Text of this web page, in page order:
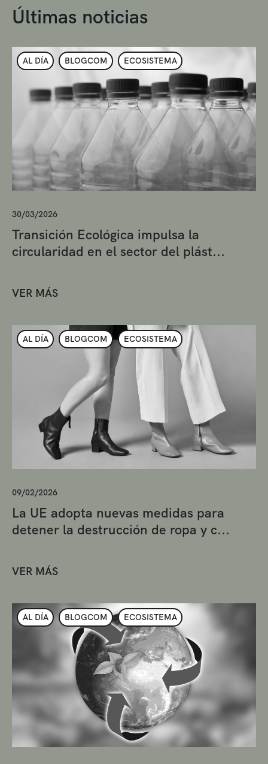
Últimas noticias
AL DÍA BLOGCOM ECOSISTEMA
30/03/2026
Transición Ecológica impulsa la
circularidad en el sector del plást...
VER MÁS
AL DÍA BLOGCOM ECOSISTEMA
09/02/2026
La UE adopta nuevas medidas para
detener la destrucción de ropa y c...
VER MÁS
AL DÍA BLOGCOM ECOSISTEMA